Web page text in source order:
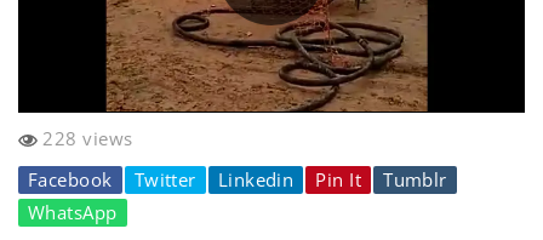
228 views
Facebook
Twitter Linkedin Pin It
Tumblr
WhatsApp